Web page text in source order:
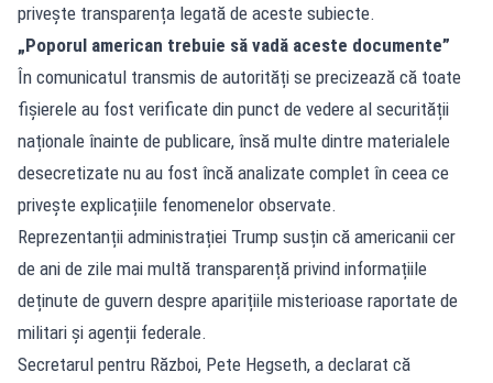
privește transparența legată de aceste subiecte.
„Poporul american trebuie să vadă aceste documente”
În comunicatul transmis de autorități se precizează că toate
fișierele au fost verificate din punct de vedere al securității
naționale înainte de publicare, însă multe dintre materialele
desecretizate nu au fost încă analizate complet în ceea ce
privește explicațiile fenomenelor observate.
Reprezentanții administrației Trump susțin că americanii cer
de ani de zile mai multă transparență privind informațiile
deținute de guvern despre aparițiile misterioase raportate de
militari și agenții federale.
Secretarul pentru Război, Pete Hegseth, a declarat că